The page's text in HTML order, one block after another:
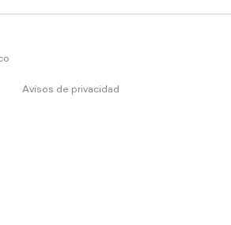
Avisos de privacidad